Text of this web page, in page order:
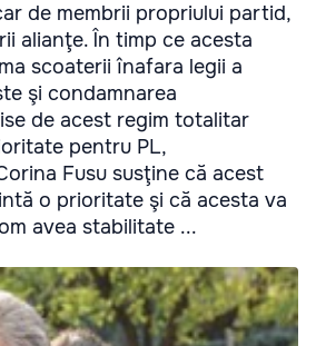
de membrii propriului partid,
alianţe. În timp ce acesta
scoaterii înafara legii a
şi condamnarea
de acest regim totalitar
pentru PL,
Fusu susţine că acest
o prioritate şi că acesta va
avea stabilitate ...